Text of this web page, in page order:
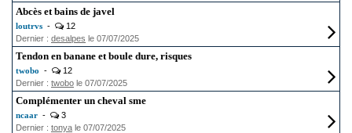
Abcès et bains de javel
loutrvs -
12
Dernier : desalpes le 07/07/2025
Tendon en banane et boule dure, risques
twobo -
12
Dernier : twobo le 07/07/2025
Complémenter un cheval sme
ncaar -
3
Dernier : tonya le 07/07/2025